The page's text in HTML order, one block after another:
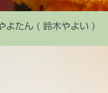
たん ( 鈴木やよい )